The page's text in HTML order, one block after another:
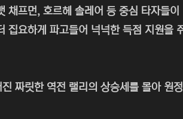
채프먼, 호르헤 솔레어 등 중심 타자들이
요하게 파고들어 넉넉한 득점 지원을
짜릿한 역전 랠리의 상승세를 몰아 원